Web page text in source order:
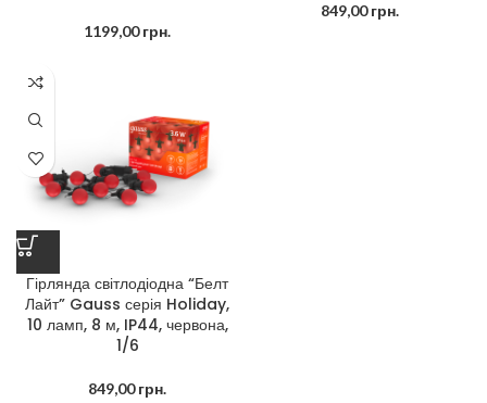
1199,00грн.
849,00грн.
Гірлянда світлодіодна “Белт
Лайт” Gauss серія Holiday,
10 ламп, 8 м, IP44, червона,
1/6
849,00грн.